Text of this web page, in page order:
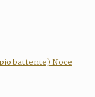
battente) Noce